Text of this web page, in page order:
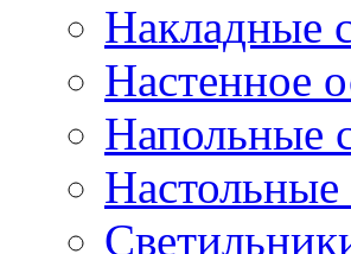
Накладные
Настенное
Напольные
Настольные